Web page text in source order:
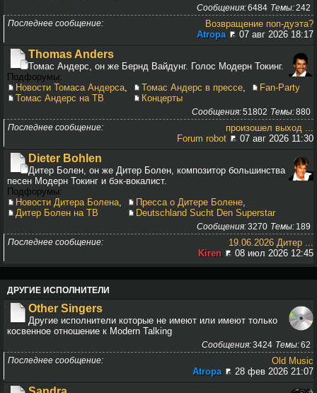
242
Темы
6484
Сообщения
Последнее сообщение
Возвращение поп-дуэта?
Atropa
07 авг 2026 18:17
Thomas Anders
Томас Андерс, он же Бернд Вайдунг. Голос Модерн Токинг.
Подфорумы:
Новости Томаса Андерса,
Томас Андерс на ТВ
Томас Андерс в прессе,
Концерты
Fan-Party
880
Темы
51802
Сообщения
Последнее сообщение
произошел выход ...
Forum robot
07 авг 2026 11:30
Dieter Bohlen
Дитер Болен, он же Дитер Болен, композитор большинства
песен Модерн Токинг и бэк-вокалист.
Подфорумы:
Новости Дитера Болена,
Дитер Болен на ТВ
Пресса о Дитере Болене,
Deutschland Sucht Den Superstar
189
Темы
3270
Сообщения
Последнее сообщение
19.06.2026 Дитер ...
Kiren
08 июл 2026 12:45
ДРУГИЕ ИСПОЛНИТЕЛИ
Other Singers
Другие исполнители которые не имеют или имеют только
косвенное отношение к Modern Talking
62
Темы
3424
Сообщения
Последнее сообщение
Old Music
Atropa
28 фев 2026 21:07